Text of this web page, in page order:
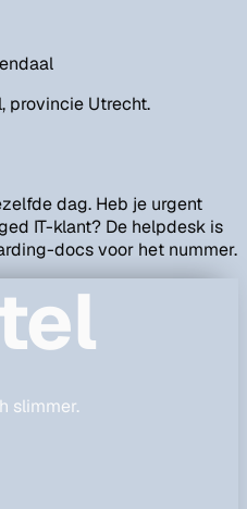
provincie Utrecht.
dag. Heb je urgent
IT-klant? De helpdesk is
docs voor het nummer.
slimmer.